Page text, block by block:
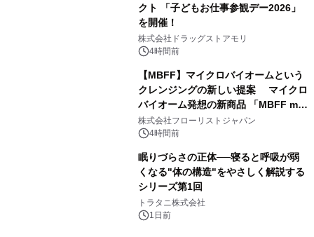
クト 「子どもお仕事参観デー2026」
を開催！
株式会社ドラッグストアモリ
4時間前
【MBFF】マイクロバイオームという
クレンジングの新しい提案 マイクロ
バイオーム発想の新商品 「MBFF mb
クレンジングPRO」を2026年8月6日
発売
株式会社フローリストジャパン
4時間前
眠りづらさの正体──寝ると呼吸が弱
くなる"体の構造"をやさしく解説する
シリーズ第1回
トラタニ株式会社
1日前